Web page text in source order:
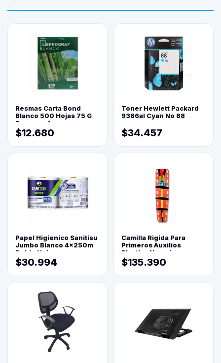
Resmas Carta Bond
Blanco 500 Hojas 75 G
Reprograf.
$12.680
Toner Hewlett Packard
9386al Cyan No 88
$34.457
Papel Higienico Sanitisu
Jumbo Blanco 4x250m
Doble Hoja
$30.994
Camilla Rigida Para
Primeros Auxilios
Plastica Naranja
$135.390